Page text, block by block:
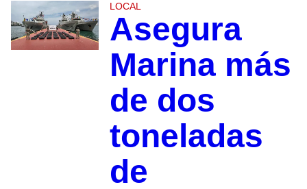
LOCAL
Asegura
Marina más
de dos
toneladas
de